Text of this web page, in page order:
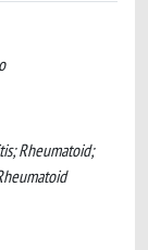
Rheumatoid;